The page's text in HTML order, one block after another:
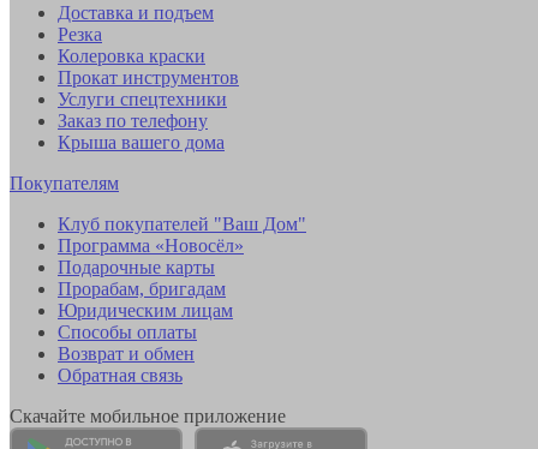
Доставка и подъем
Резка
Колеровка краски
Прокат инструментов
Услуги спецтехники
Заказ по телефону
Крыша вашего дома
Покупателям
Клуб покупателей "Ваш Дом"
Программа «Новосёл»
Подарочные карты
Прорабам, бригадам
Юридическим лицам
Способы оплаты
Возврат и обмен
Обратная связь
Скачайте мобильное приложение